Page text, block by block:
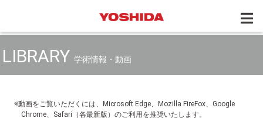
LIBRARY 学術情報・動画
※動画をご覧いただくには、Microsoft Edge、Mozilla FireFox、Google
Chrome、Safari（各最新版）のご利用を推奨いたします。